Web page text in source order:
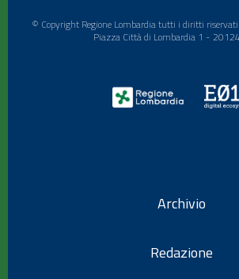
© Copyright Regione Lombardia tutti i diritti
Piazza Città di Lombardia 1 -
Archivio
Redazione